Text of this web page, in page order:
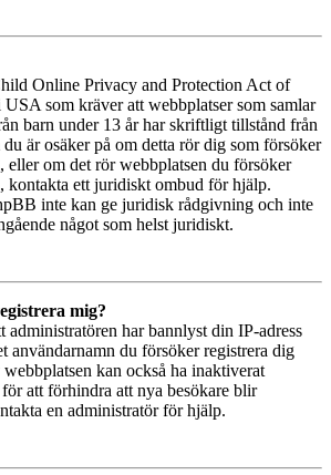
Online Privacy and Protection Act of
USA som kräver att webbplatser som samlar
barn under 13 år har skriftligt tillstånd från
är osäker på om detta rör dig som försöker
eller om det rör webbplatsen du försöker
kontakta ett juridiskt ombud för hjälp.
inte kan ge juridisk rådgivning och inte
något som helst juridiskt.
mig?
administratören har bannlyst din IP-adress
användarnamn du försöker registrera dig
kan också ha inaktiverat
att förhindra att nya besökare blir
en administratör för hjälp.